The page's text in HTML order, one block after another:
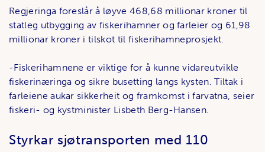
Regjeringa foreslår å løyve 468,68 millionar kroner til
statleg utbygging av fiskerihamner og farleier og 61,98
millionar kroner i tilskot til fiskerihamneprosjekt.
-Fiskerihamnene er viktige for å kunne vidareutvikle
fiskerinæringa og sikre busetting langs kysten. Tiltak i
farleiene aukar sikkerheit og framkomst i farvatna, seier
fiskeri- og kystminister Lisbeth Berg-Hansen.
Styrkar sjøtransporten med 110